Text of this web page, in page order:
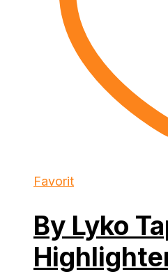
Favorit
By Lyko